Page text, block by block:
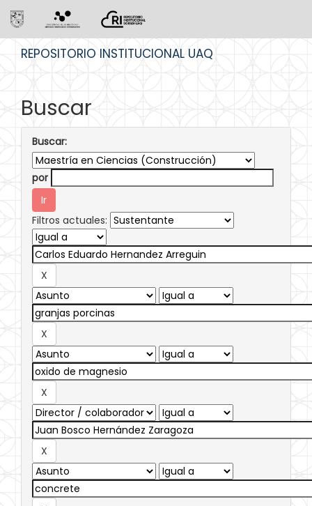
REPOSITORIO INSTITUCIONAL UAQ
Buscar
Buscar:
por
Filtros actuales: